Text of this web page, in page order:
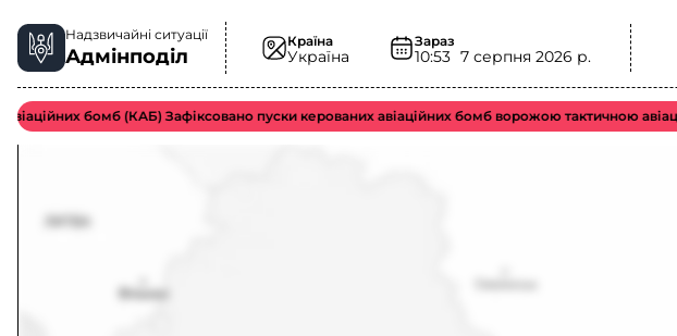
Надзвичайні ситуації
Адмінподіл
Країна
Україна
Зараз
10:53 7 серпня 2026 р.
бомб (КАБ) Зафіксовано пуски керованих авіаційних бомб ворожою тактичною авіацією.